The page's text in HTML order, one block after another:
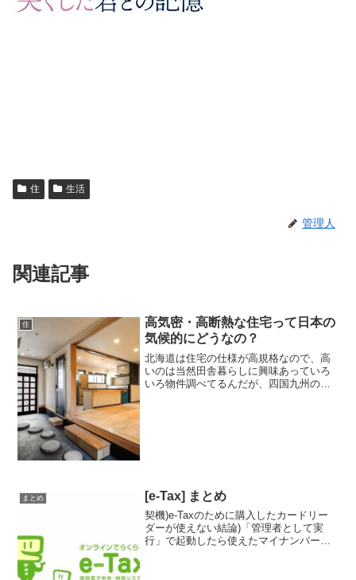
住 生活
管理人
関連記事
住
高気密・高断熱な住宅って日本の
気候的にどうなの？
北海道は住宅の仕様が高規格なので、高
いのは当然田舎暮らしに興味あっていろ
いろ物件調べてるんだが、四国九州の過
まとめ [e-Tax] まとめ
契機)e-Taxのために購入したカードリー
ダーが使えない結論)「管理者として実
行」で起動したら使えたマイナンバーカ